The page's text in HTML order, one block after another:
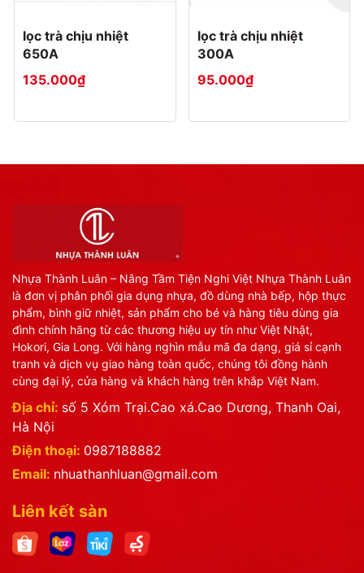
lọc trà chịu nhiệt
650A
135.000₫
lọc trà chịu nhiệt
300A
95.000₫
Nhựa Thành Luân – Nâng Tầm Tiện Nghi Việt Nhựa Thành Luân
là đơn vị phân phối gia dụng nhựa, đồ dùng nhà bếp, hộp thực
phẩm, bình giữ nhiệt, sản phẩm cho bé và hàng tiêu dùng gia
đình chính hãng từ các thương hiệu uy tín như Việt Nhật,
Hokori, Gia Long. Với hàng nghìn mẫu mã đa dạng, giá sỉ cạnh
tranh và dịch vụ giao hàng toàn quốc, chúng tôi đồng hành
cùng đại lý, cửa hàng và khách hàng trên khắp Việt Nam.
Địa chỉ: số 5 Xóm Trại.Cao xá.Cao Dương, Thanh Oai,
Hà Nội
Điện thoại: 0987188882
Email: nhuathanhluan@gmail.com
Liên kết sàn